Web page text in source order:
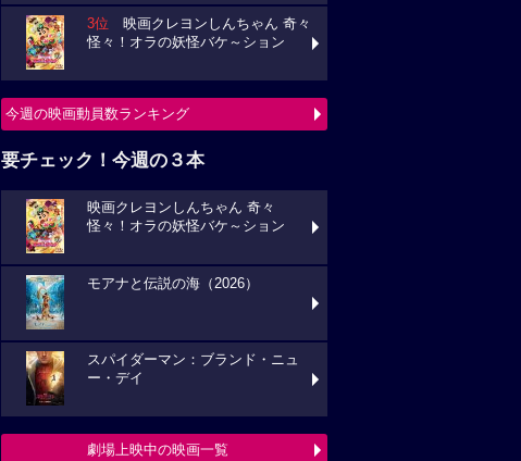
3位 映画クレヨンしんちゃん 奇々
怪々！オラの妖怪バケ～ション
今週の映画動員数ランキング
要チェック！今週の３本
映画クレヨンしんちゃん 奇々
怪々！オラの妖怪バケ～ション
モアナと伝説の海（2026）
スパイダーマン：ブランド・ニュ
ー・デイ
劇場上映中の映画一覧